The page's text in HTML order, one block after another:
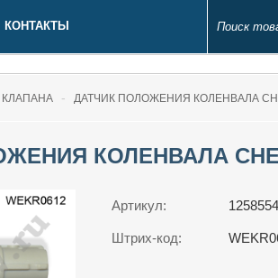
КОНТАКТЫ
КЛАПАНА ДАТЧИК ПОЛОЖЕНИЯ КОЛЕНВАЛА
КОЛЕНВАЛА
Артикул:
Штрих-код: